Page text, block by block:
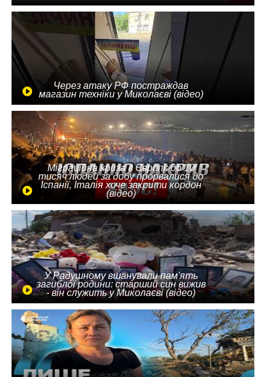
Через атаку РФ постраждав
магазин техніки у Миколаєві (відео)
Міграційна криза в Європі: до 10
тисяч людей за добу прорвалися до
Іспанії, Італія хоче закрити кордон
(відео)
У Радушному вшанували пам'ять
загиблої родини: старший син вижив
- він служить у Миколаєві (відео)